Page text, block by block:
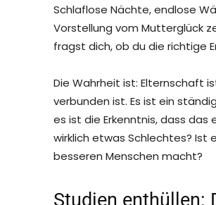
Schlaflose Nächte, endlose
Vorstellung vom Mutterglück
fragst dich, ob du die richtige
Die Wahrheit ist: Elternschaft
verbunden ist. Es ist ein
es ist die Erkenntnis, dass das
wirklich etwas Schlechtes? Ist
besseren Menschen macht?
Studien enthüllen: